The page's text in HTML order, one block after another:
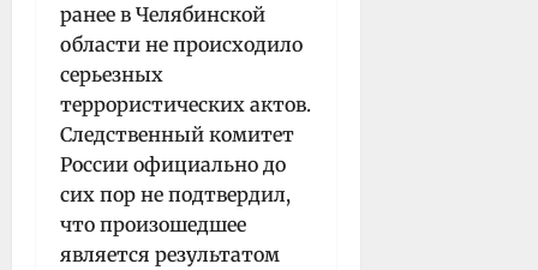
ранее в Челябинской
области не происходило
серьезных
террористических актов.
Следственный комитет
России официально до
сих пор не подтвердил,
что произошедшее
является результатом